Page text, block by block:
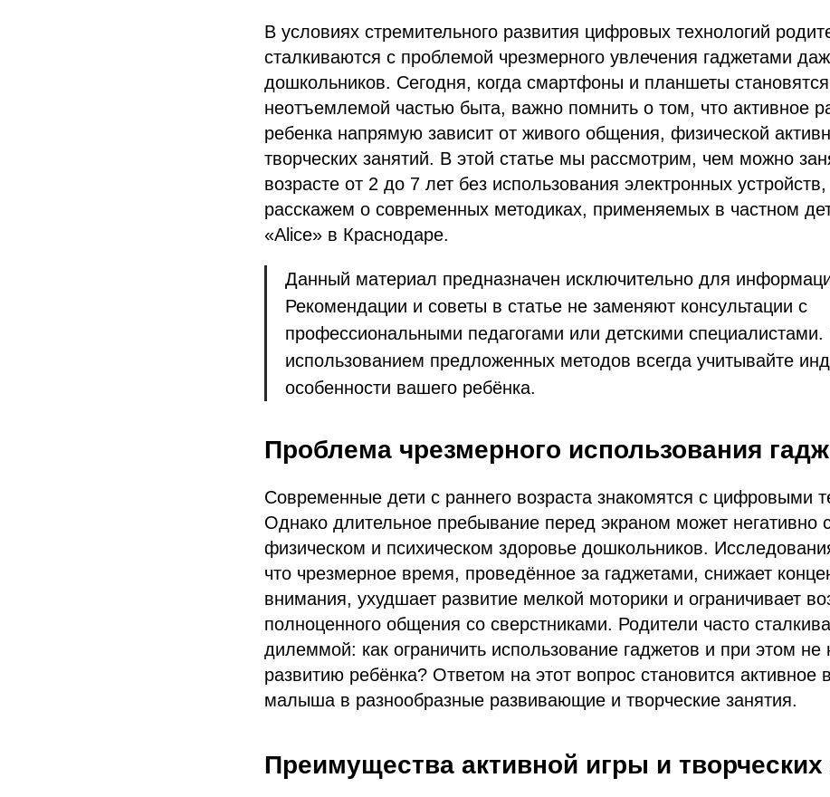
В условиях стремительного развития цифровых технологий
сталкиваются с проблемой чрезмерного увлечения гаджетами
дошкольников. Сегодня, когда смартфоны и планшеты становятся
неотъемлемой частью быта, важно помнить о том, что активное
ребенка напрямую зависит от живого общения, физической
творческих занятий. В этой статье мы рассмотрим, чем можно
возрасте от 2 до 7 лет без использования электронных
расскажем о современных методиках, применяемых в частном
«Alice» в Краснодаре.
Данный материал предназначен исключительно для
Рекомендации и советы в статье не заменяют консультации с
профессиональными педагогами или детскими
использованием предложенных методов всегда учитывайте
особенности вашего ребёнка.
Проблема чрезмерного использования
Современные дети с раннего возраста знакомятся с цифровыми
Однако длительное пребывание перед экраном может негативно
физическом и психическом здоровье дошкольников.
что чрезмерное время, проведённое за гаджетами, снижает
внимания, ухудшает развитие мелкой моторики и ограничивает
полноценного общения со сверстниками. Родители часто
дилеммой: как ограничить использование гаджетов и при этом не
развитию ребёнка? Ответом на этот вопрос становится активное
малыша в разнообразные развивающие и творческие занятия.
Преимущества активной игры и творческих